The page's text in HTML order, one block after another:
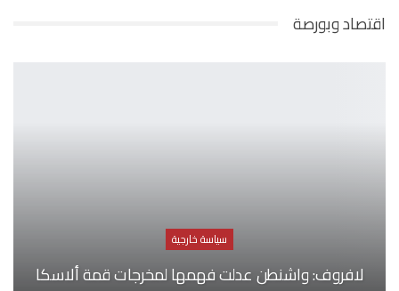
اقتصاد وبورصة
سياسة خارجية
لافروف: واشنطن عدلت فهمها لمخرجات قمة ألاسكا